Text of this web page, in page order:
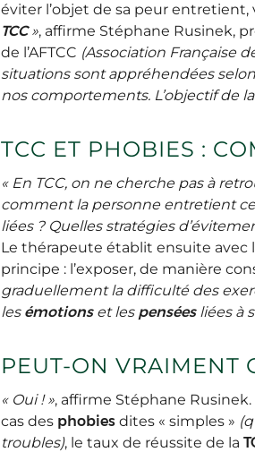
éviter l’objet de sa peur
TCC», affirme Stéphane Rusinek,
de l’AFTCC (Association Française
situations sont appréhendées
nos comportements. L’objectif de la
TCC ET PHOBIES :
« En TCC, on ne cherche pas à
comment la personne entretient
liées ? Quelles stratégies
Le thérapeute établit ensuite avec
principe : l’exposer, de manière
graduellement la difficulté des
les émotionset les penséesliées à
PEUT-ON VRAIMENT
« Oui ! », affirme Stéphane
cas des phobies dites « simples »
troubles), le taux de réussite de la